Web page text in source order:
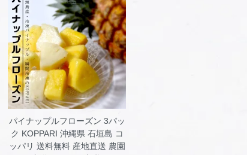
パイナップルフローズン 3パッ
ク KOPPARI 沖縄県 石垣島 コ
ッパリ 送料無料 産地直送 農園